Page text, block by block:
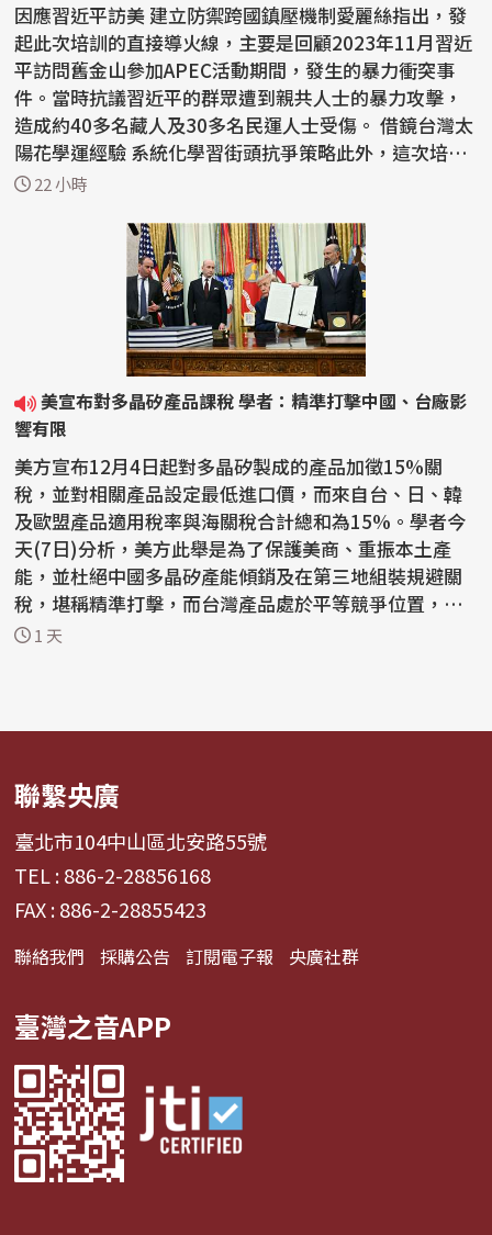
因應習近平訪美 建立防禦跨國鎮壓機制愛麗絲指出，發
起此次培訓的直接導火線，主要是回顧2023年11月習近
平訪問舊金山參加APEC活動期間，發生的暴力衝突事
件。當時抗議習近平的群眾遭到親共人士的暴力攻擊，
造成約40多名藏人及30多名民運人士受傷。 借鏡台灣太
陽花學運經驗 系統化學習街頭抗爭策略此外，這次培訓
的另...
22 小時
美宣布對多晶矽產品課稅 學者：精準打擊中國、台廠影
響有限
美方宣布12月4日起對多晶矽製成的產品加徵15%關
稅，並對相關產品設定最低進口價，而來自台、日、韓
及歐盟產品適用稅率與海關稅合計總和為15%。學者今
天(7日)分析，美方此舉是為了保護美商、重振本土產
能，並杜絕中國多晶矽產能傾銷及在第三地組裝規避關
稅，堪稱精準打擊，而台灣產品處於平等競爭位置，對
台廠影響有限，...
1 天
聯繫央廣
臺北市104中山區北安路55號
TEL : 886-2-28856168
FAX : 886-2-28855423
聯絡我們 採購公告 訂閱電子報 央廣社群
臺灣之音APP